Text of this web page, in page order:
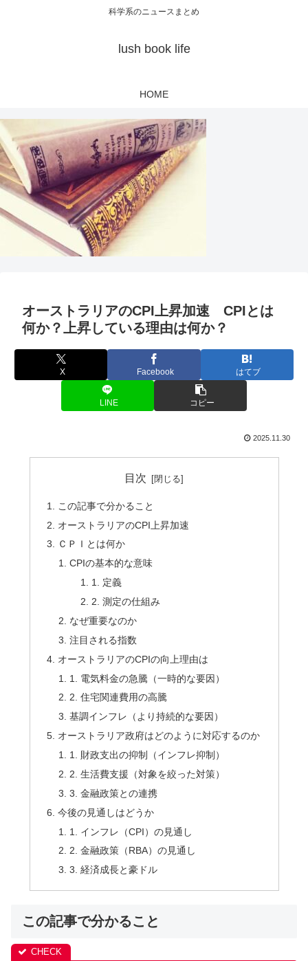
科学系のニュースまとめ
lush book life
HOME
オーストラリアのCPI上昇加速 CPIとは
何か？上昇している理由は何か？
X Facebook はてブ
LINE コピー
2025.11.30
目次
この記事で分かること
オーストラリアのCPI上昇加速
ＣＰＩとは何か
CPIの基本的な意味
1. 定義
2. 測定の仕組み
なぜ重要なのか
注目される指数
オーストラリアのCPIの向上理由は
1. 電気料金の急騰（一時的な要因）
2. 住宅関連費用の高騰
基調インフレ（より持続的な要因）
オーストラリア政府はどのように対応するのか
1. 財政支出の抑制（インフレ抑制）
2. 生活費支援（対象を絞った対策）
3. 金融政策との連携
今後の見通しはどうか
1. インフレ（CPI）の見通し
2. 金融政策（RBA）の見通し
3. 経済成長と豪ドル
この記事で分かること